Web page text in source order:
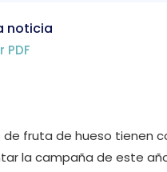
de fruta de hueso tienen
la campaña de este
noticia
PDF